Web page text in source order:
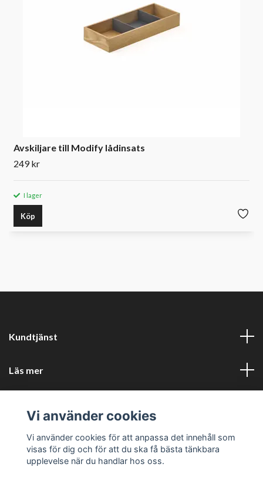
Avskiljare till Modify lådinsats
249 kr
I lager
Köp
Kundtjänst
Läs mer
Företagsuppgifter
Vi använder cookies
Vi använder cookies för att anpassa det innehåll som
visas för dig och för att du ska få bästa tänkbara
upplevelse när du handlar hos oss.